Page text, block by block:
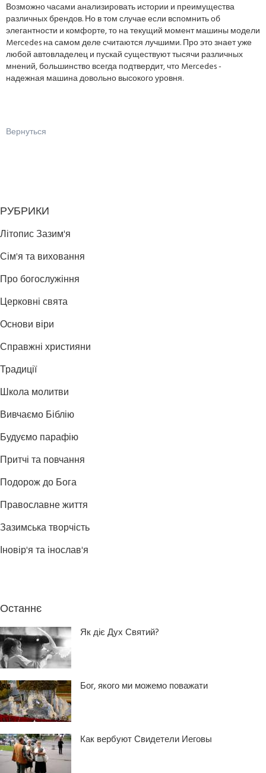
Возможно часами анализировать истории и преимущества
различных брендов. Но в том случае если вспомнить об
элегантности и комфорте, то на текущий момент машины модели
Mercedes на самом деле считаются лучшими. Про это знает уже
любой автовладелец и пускай существуют тысячи различных
мнений, большинство всегда подтвердит, что Mercedes -
надежная машина довольно высокого уровня.
Вернуться
РУБРИКИ
Літопис Зазим'я
Сім'я та виховання
Про богослужіння
Церковні свята
Основи віри
Справжні християни
Традиції
Школа молитви
Вивчаємо Біблію
Будуємо парафію
Притчі та повчання
Подорож до Бога
Православне життя
Зазимська творчість
Іновір'я та інослав'я
Останнє
Як діє Дух Святий?
Бог, якого ми можемо поважати
Как вербуют Свидетели Иеговы